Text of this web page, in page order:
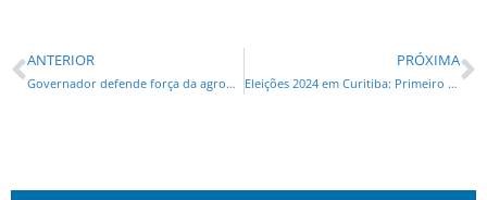
ANTERIOR
Governador defende força da agropecuária estadual no Salão Internacional de Proteína Animal
PRÓXIMA
Eleições 2024 em Curitiba: Primeiro debate será nesta quinta (8)